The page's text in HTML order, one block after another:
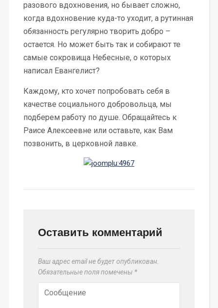
разового вдохновения, но бывает сложно,
когда вдохновение куда-то уходит, а рутинная
обязанность регулярно творить добро –
остается. Но может быть так и собирают те
самые сокровища Небесные, о которых
написал Евангелист?
Каждому, кто хочет попробовать себя в
качестве социального добровольца, мы
подберем работу по душе. Обращайтесь к
Раисе Алексеевне или оставьте, как Вам
позвонить, в церковной лавке.
Оставить комментарий
Ваш адрес email не будет опубликован.
Обязательные поля помечены *